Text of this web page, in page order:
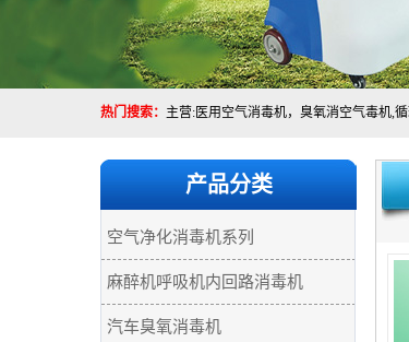
热门搜索：
产品分类
空气净化消毒机系列
麻醉机呼吸机内回路消毒机
汽车臭氧消毒机